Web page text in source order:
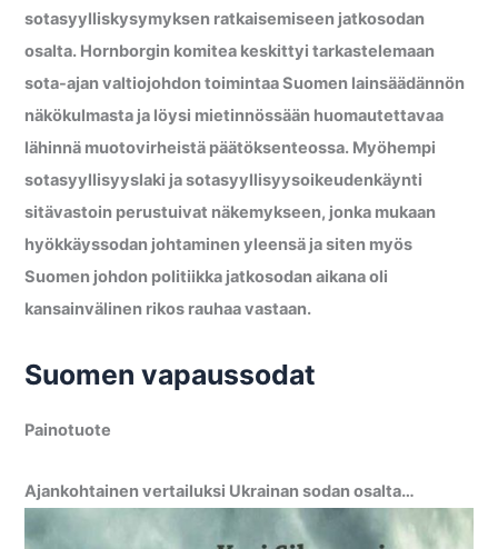
sotasyylliskysymyksen ratkaisemiseen jatkosodan
osalta. Hornborgin komitea keskittyi tarkastelemaan
sota-ajan valtiojohdon toimintaa Suomen lainsäädännön
näkökulmasta ja löysi mietinnössään huomautettavaa
lähinnä muotovirheistä päätöksenteossa. Myöhempi
sotasyyllisyyslaki ja sotasyyllisyysoikeudenkäynti
sitävastoin perustuivat näkemykseen, jonka mukaan
hyökkäyssodan johtaminen yleensä ja siten myös
Suomen johdon politiikka jatkosodan aikana oli
kansainvälinen rikos rauhaa vastaan.
Suomen vapaussodat
Painotuote
Ajankohtainen vertailuksi Ukrainan sodan osalta…